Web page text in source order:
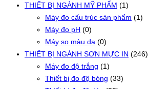
THIẾT BỊ NGÀNH MỸ PHẨM (1)
Máy đo cấu trúc sản phẩm (1)
Máy đo pH (0)
Máy so màu da (0)
THIẾT BỊ NGÀNH SƠN MỰC IN (246)
Máy đo độ trắng (1)
Thiết bị đo độ bóng (33)